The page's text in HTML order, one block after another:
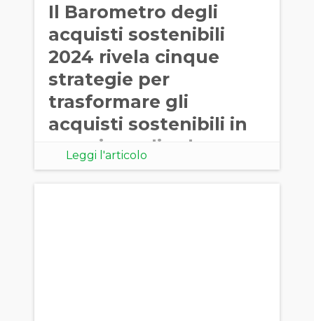
Il Barometro degli
acquisti sostenibili
2024 rivela cinque
strategie per
trasformare gli
acquisti sostenibili in
creazione di valore
Leggi l'articolo